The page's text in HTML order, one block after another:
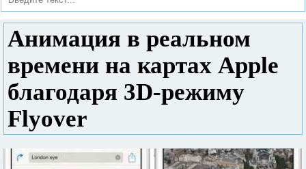
Анимация в реальном
времени на картах Apple
благодаря 3D-режиму
Flyover